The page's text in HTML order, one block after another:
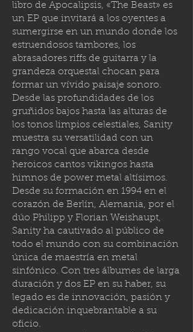
libro de Apocalipsis, «The Beast» es
un EP que invitará a los oyentes a
sumergirse en un mundo donde los
estruendosos tambores, los
abrasadores riffs de guitarra y la
grandeza orquestal chocan para
formar un vívido paisaje sonoro.
Desde las profundidades de los
gruñidos bajos hasta las alturas de
los tonos limpios celestiales, Sanity
muestra su versatilidad con un
rango vocal que abarca desde
heroicos cantos vikingos hasta
himnos de power metal altísimos.
Desde su formación en 1994 en el
corazón de Berlín, Alemania, por el
dúo Philipp y Florian Weishaupt,
Sanity ha cautivado al público de
todo el mundo con su combinación
única de maestría en metal
sinfónico. Con tres álbumes de larga
duración y dos EP en su haber, su
legado es de innovación, pasión y
dedicación inquebrantable a su
oficio.